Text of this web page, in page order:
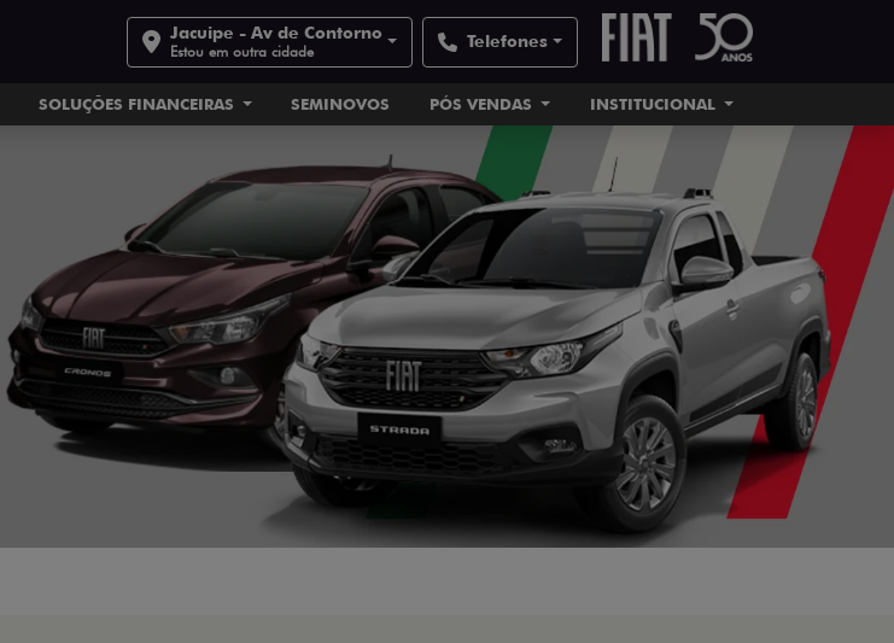
Jacuipe - Av de Contorno
Estou em outra cidade Telefones
SOLUÇÕES FINANCEIRAS SEMINOVOS PÓS VENDAS INSTITUCIONAL